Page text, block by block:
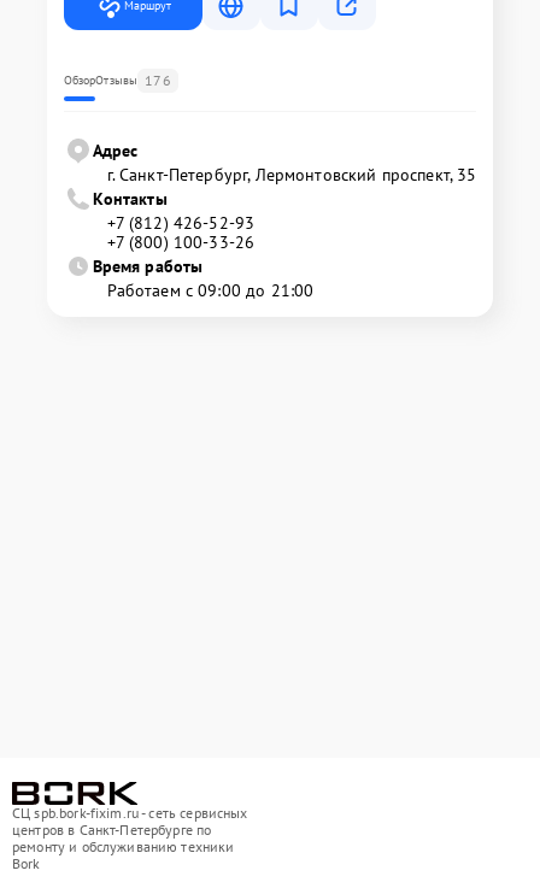
Маршрут
ОбзорОтзывы 176
Адрес
г. Санкт-Петербург, Лермонтовский проспект, 35
Контакты
+7 (812) 426-52-93
+7 (800) 100-33-26
Время работы
Работаем с 09:00 до 21:00
СЦ spb.bork-fixim.ru - сеть сервисных
центров в Санкт-Петербурге по
ремонту и обслуживанию техники
Bork